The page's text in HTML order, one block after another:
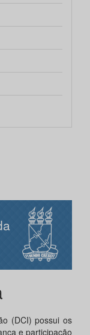
(DCI) possui os
e participação